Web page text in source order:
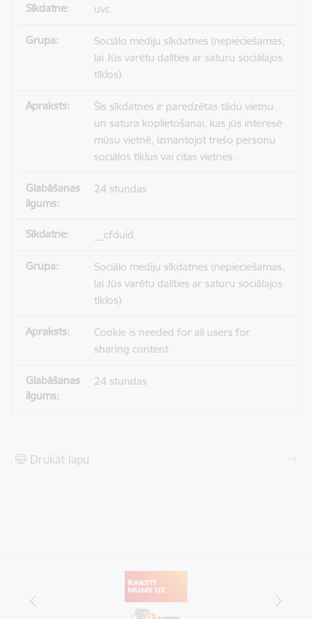
uvc
Sociālo mediju sīkdatnes (nepieciešamas,
lai Jūs varētu dalīties ar saturu sociālajos
tīklos)
Šīs sīkdatnes ir paredzētas tādu vietņu
un satura koplietošanai, kas jūs interesē
mūsu vietnē, izmantojot trešo personu
sociālos tīklus vai citas vietnes.
24 stundas
__cfduid
Sociālo mediju sīkdatnes (nepieciešamas,
lai Jūs varētu dalīties ar saturu sociālajos
tīklos)
Cookie is needed for all users for
sharing content
24 stundas
Drukāt lapu